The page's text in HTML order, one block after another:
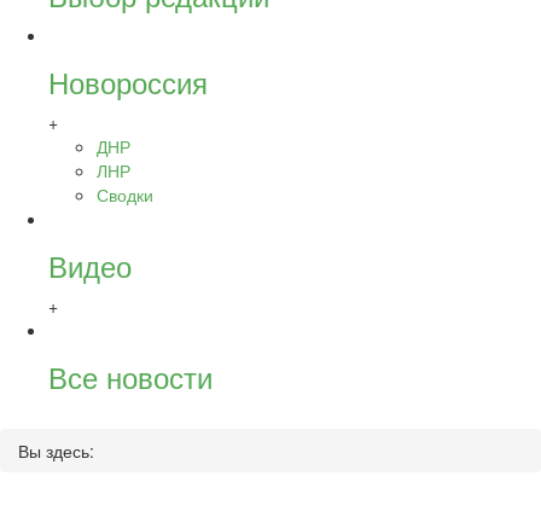
Новороссия
+
ДНР
ЛНР
Сводки
Видео
+
Все новости
Вы здесь: